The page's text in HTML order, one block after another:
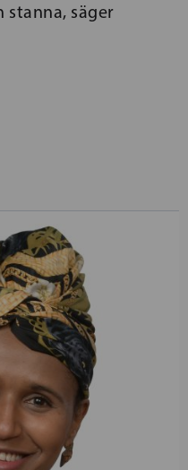
stanna, säger